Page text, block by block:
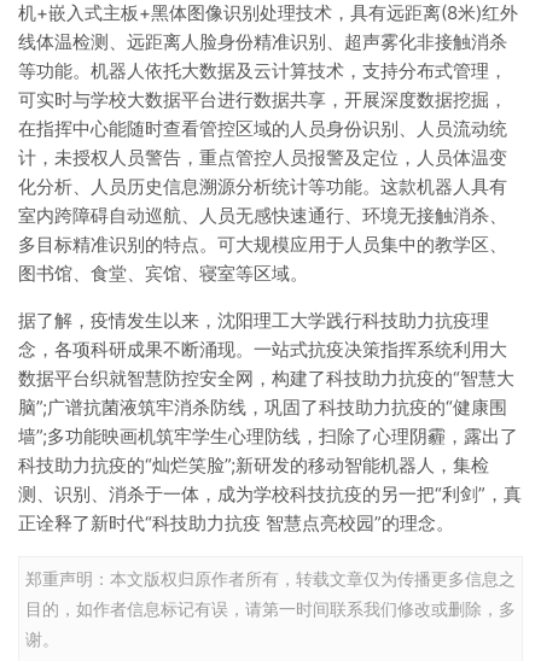
机+嵌入式主板+黑体图像识别处理技术，具有远距离(8米)红外
线体温检测、远距离人脸身份精准识别、超声雾化非接触消杀
等功能。机器人依托大数据及云计算技术，支持分布式管理，
可实时与学校大数据平台进行数据共享，开展深度数据挖掘，
在指挥中心能随时查看管控区域的人员身份识别、人员流动统
计，未授权人员警告，重点管控人员报警及定位，人员体温变
化分析、人员历史信息溯源分析统计等功能。这款机器人具有
室内跨障碍自动巡航、人员无感快速通行、环境无接触消杀、
多目标精准识别的特点。可大规模应用于人员集中的教学区、
图书馆、食堂、宾馆、寝室等区域。
据了解，疫情发生以来，沈阳理工大学践行科技助力抗疫理
念，各项科研成果不断涌现。一站式抗疫决策指挥系统利用大
数据平台织就智慧防控安全网，构建了科技助力抗疫的“智慧大
脑”;广谱抗菌液筑牢消杀防线，巩固了科技助力抗疫的“健康围
墙”;多功能映画机筑牢学生心理防线，扫除了心理阴霾，露出了
科技助力抗疫的“灿烂笑脸”;新研发的移动智能机器人，集检
测、识别、消杀于一体，成为学校科技抗疫的另一把“利剑”，真
正诠释了新时代“科技助力抗疫 智慧点亮校园”的理念。
郑重声明：本文版权归原作者所有，转载文章仅为传播更多信息之
目的，如作者信息标记有误，请第一时间联系我们修改或删除，多
谢。